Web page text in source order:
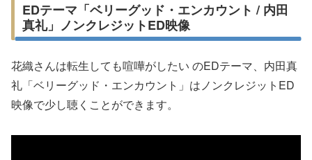
EDテーマ「ベリーグッド・エンカウント / 内田
真礼」ノンクレジットED映像
花織さんは転生しても喧嘩がしたい のEDテーマ、内田真
礼「ベリーグッド・エンカウント」はノンクレジットED
映像で少し聴くことができます。